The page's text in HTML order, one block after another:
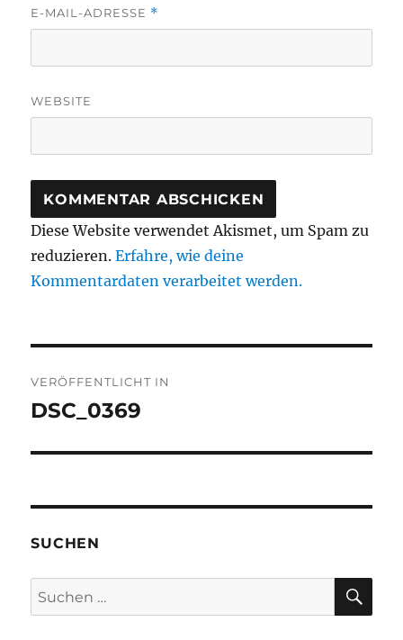
E-MAIL-ADRESSE *
WEBSITE
Diese Website verwendet Akismet, um Spam zu
reduzieren.Erfahre, wie deine
Kommentardaten verarbeitet werden.
VERÖFFENTLICHT IN
DSC_0369
SUCHEN
Suchen
nach: